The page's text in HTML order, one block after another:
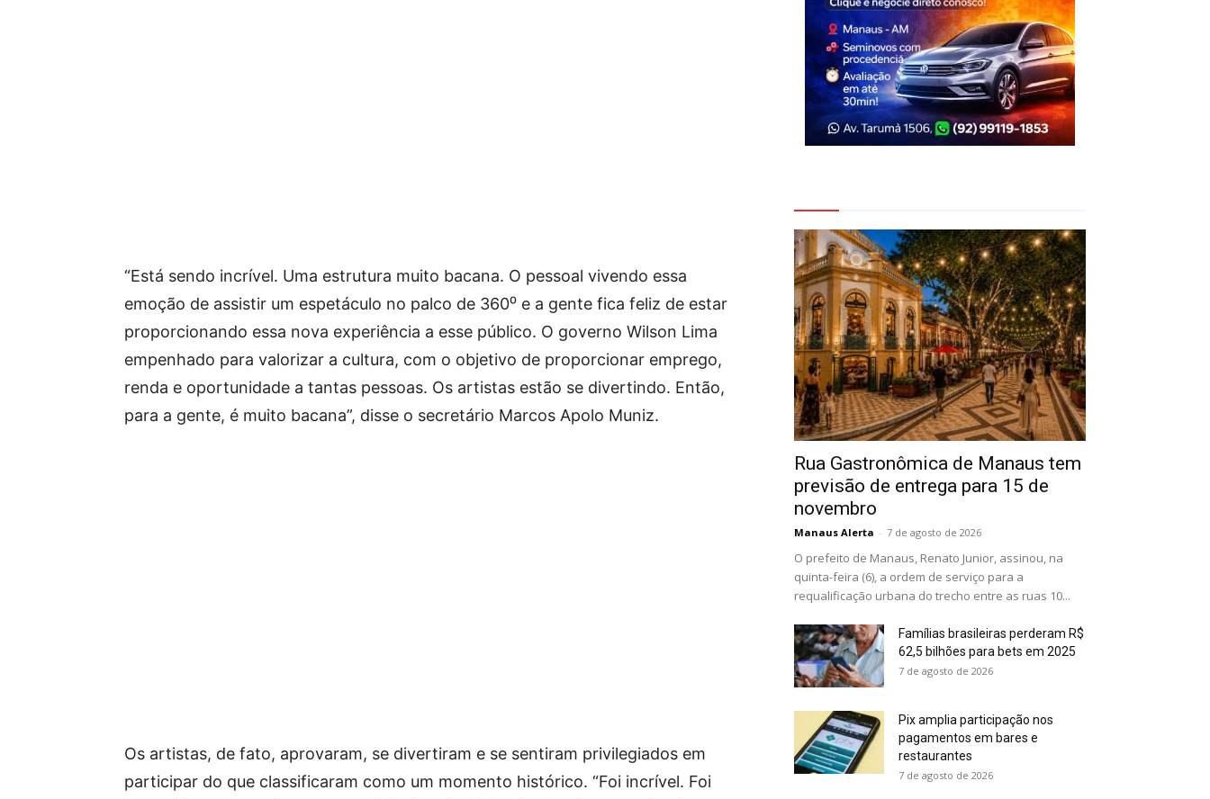
“Está sendo incrível. Uma estrutura muito bacana. O pessoal vivendo essa
emoção de assistir um espetáculo no palco de 360⁰ e a gente fica feliz de estar
proporcionando essa nova experiência a esse público. O governo Wilson Lima
empenhado para valorizar a cultura, com o objetivo de proporcionar emprego,
renda e oportunidade a tantas pessoas. Os artistas estão se divertindo. Então,
para a gente, é muito bacana”, disse o secretário Marcos Apolo Muniz.
Os artistas, de fato, aprovaram, se divertiram e se sentiram privilegiados em
participar do que classificaram como um momento histórico. “Foi incrível. Foi
Rua Gastronômica de Manaus tem
previsão de entrega para 15 de
novembro
Manaus Alerta - 7 de agosto de 2026
O prefeito de Manaus, Renato Junior, assinou, na
quinta-feira (6), a ordem de serviço para a
requalificação urbana do trecho entre as ruas 10...
Famílias brasileiras perderam R$
62,5 bilhões para bets em 2025
7 de agosto de 2026
Pix amplia participação nos
pagamentos em bares e
restaurantes
7 de agosto de 2026